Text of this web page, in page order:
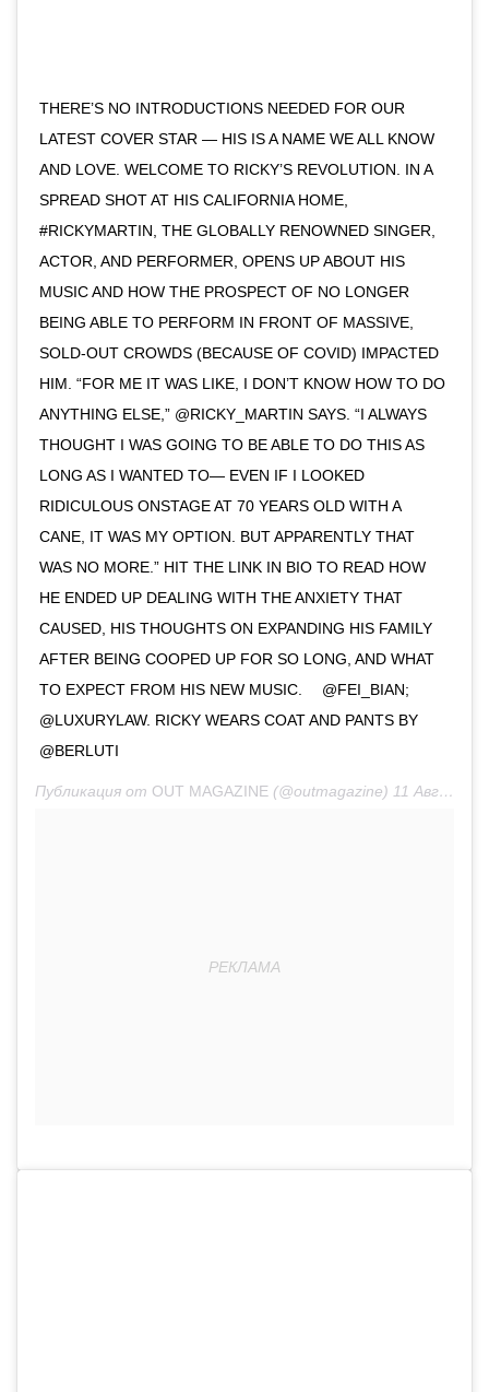
THERE’S NO INTRODUCTIONS NEEDED FOR OUR
LATEST COVER STAR — HIS IS A NAME WE ALL KNOW
AND LOVE. WELCOME TO RICKY’S REVOLUTION. IN A
SPREAD SHOT AT HIS CALIFORNIA HOME,
#RICKYMARTIN, THE GLOBALLY RENOWNED SINGER,
ACTOR, AND PERFORMER, OPENS UP ABOUT HIS
MUSIC AND HOW THE PROSPECT OF NO LONGER
BEING ABLE TO PERFORM IN FRONT OF MASSIVE,
SOLD-OUT CROWDS (BECAUSE OF COVID) IMPACTED
HIM. “FOR ME IT WAS LIKE, I DON’T KNOW HOW TO DO
ANYTHING ELSE,” @RICKY_MARTIN SAYS. “I ALWAYS
THOUGHT I WAS GOING TO BE ABLE TO DO THIS AS
LONG AS I WANTED TO— EVEN IF I LOOKED
RIDICULOUS ONSTAGE AT 70 YEARS OLD WITH A
CANE, IT WAS MY OPTION. BUT APPARENTLY THAT
WAS NO MORE.” HIT THE LINK IN BIO TO READ HOW
HE ENDED UP DEALING WITH THE ANXIETY THAT
CAUSED, HIS THOUGHTS ON EXPANDING HIS FAMILY
AFTER BEING COOPED UP FOR SO LONG, AND WHAT
TO EXPECT FROM HIS NEW MUSIC.⁠⠀ @FEI_BIAN;⁠⠀
@LUXURYLAW. RICKY WEARS COAT AND PANTS BY
@BERLUTI
Публикация от OUT MAGAZINE (@outmagazine) 11 Авг 2020 в 7:09 PDT